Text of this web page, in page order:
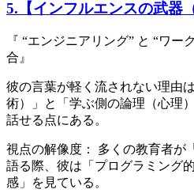
5.【インフルエンスの武器
『 “エンジニアリング” と “ワ
合』
彼の言葉が軽く流されない理由
術）」と「学ぶ側の論理（心理
話せる点にある。
視点の解像度： 多くの教育者が
語る際、彼は「プログラミング
感」を見ている。